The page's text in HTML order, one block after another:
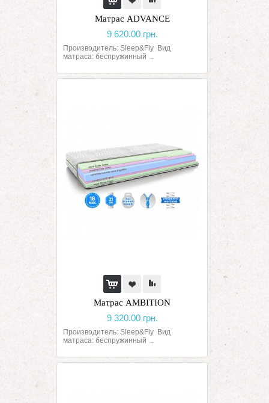
Матрас ADVANCE
9 620.00 грн.
Производитель: Sleep&Fly Вид
матраса: беспружинный ..
Матрас AMBITION
9 320.00 грн.
Производитель: Sleep&Fly Вид
матраса: беспружинный ..